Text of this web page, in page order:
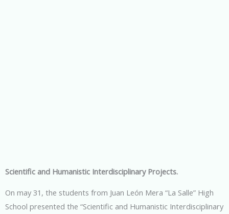
Scientific and Humanistic Interdisciplinary Projects.
On may 31, the students from Juan León Mera “La Salle” High
School presented the “Scientific and Humanistic Interdisciplinary